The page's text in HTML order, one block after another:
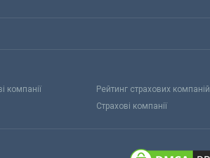
компанії
Рейтинг страхових компаній
Страхові компанії